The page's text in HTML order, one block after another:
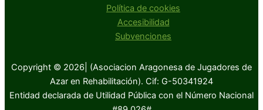
Política de cookies
Accesibilidad
Subvenciones
Copyright © 2026| (Asociacion Aragonesa de Jugadores de
Azar en Rehabilitación). Cif: G-50341924
Entidad declarada de Utilidad Pública con el Número Nacional